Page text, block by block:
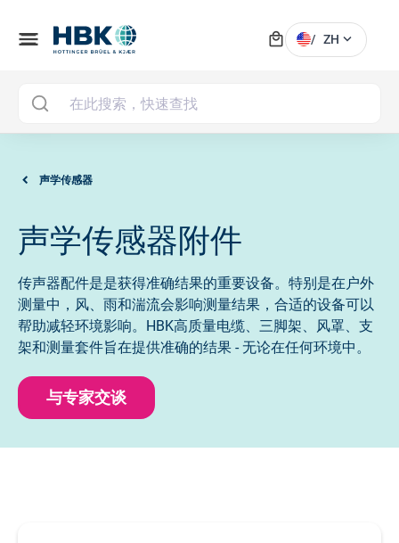
menu local_mall / ZH expand_more
声学传感器
声学传感器附件
传声器配件是是获得准确结果的重要设备。特别是在户外
测量中，风、雨和湍流会影响测量结果，合适的设备可以
帮助减轻环境影响。HBK高质量电缆、三脚架、风罩、支
架和测量套件旨在提供准确的结果 - 无论在任何环境中。
与专家交谈